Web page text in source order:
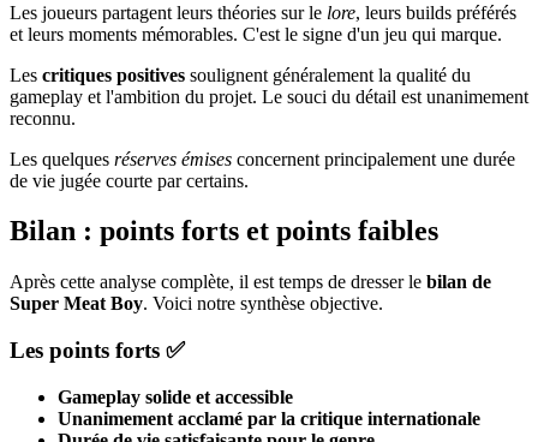
Les joueurs partagent leurs théories sur le lore, leurs builds préférés
et leurs moments mémorables. C'est le signe d'un jeu qui marque.
Les critiques positives soulignent généralement la qualité du
gameplay et l'ambition du projet. Le souci du détail est unanimement
reconnu.
Les quelques réserves émises concernent principalement une durée
de vie jugée courte par certains.
Bilan : points forts et points faibles
Après cette analyse complète, il est temps de dresser le bilan de
Super Meat Boy. Voici notre synthèse objective.
Les points forts ✅
Gameplay solide et accessible
Unanimement acclamé par la critique internationale